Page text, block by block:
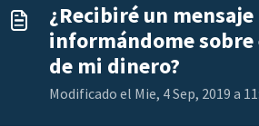
¿Recibiré un mensaje
informándome
de mi dinero?
Modificado el Mie, 4 Sep, 2019 a